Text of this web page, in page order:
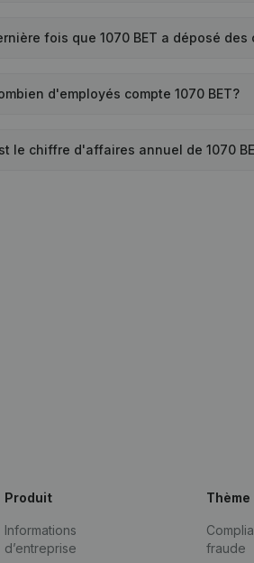
fois que 1070 BET a déposé des
d'employés compte 1070 BET?
le chiffre d'affaires annuel de 1070
Produit
Informations
d’entreprise
Thème
fraude